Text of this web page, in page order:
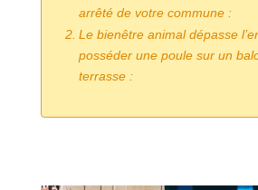
arrêté de votre commune :
Le bienêtre animal dépasse
posséder une poule sur un
terrasse :